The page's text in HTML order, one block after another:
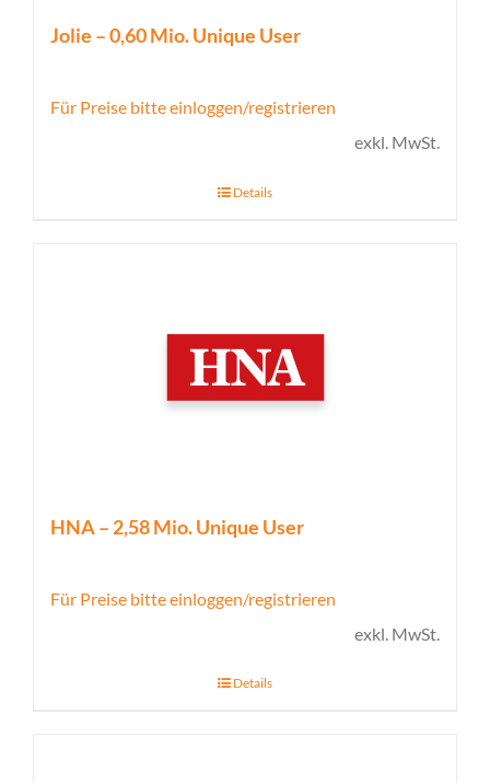
Jolie – 0,60 Mio. Unique User
Für Preise bitte einloggen/registrieren
exkl. MwSt.
Details
HNA – 2,58 Mio. Unique User
Für Preise bitte einloggen/registrieren
exkl. MwSt.
Details